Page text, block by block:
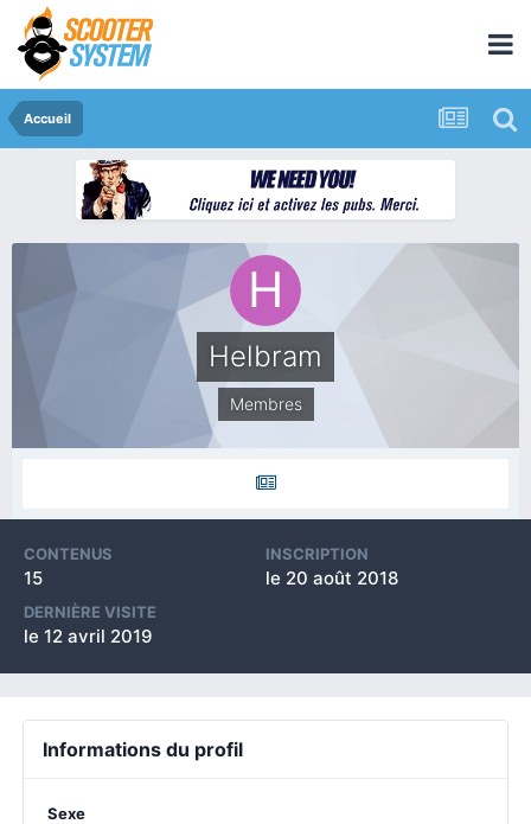
Accueil
Helbram
Membres
CONTENUS
15
INSCRIPTION
le 20 août 2018
DERNIÈRE VISITE
le 12 avril 2019
Informations du profil
Sexe